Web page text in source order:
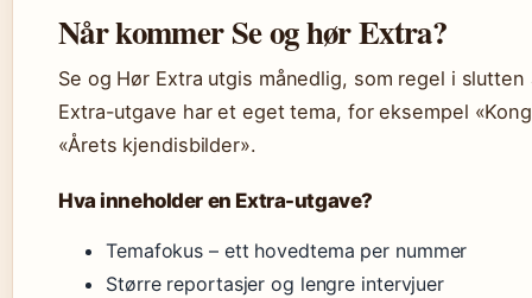
Når kommer Se og hør Extra?
Se og Hør Extra utgis månedlig, som regel i
Extra-utgave har et eget tema, for eksempel
«Årets kjendisbilder».
Hva inneholder en Extra-utgave?
Temafokus – ett hovedtema per nummer
Større reportasjer og lengre intervjuer